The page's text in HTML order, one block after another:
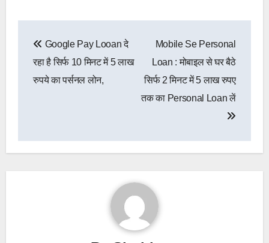
navigation
Google Pay Looan दे
रहा है सिर्फ 10 मिनट में 5 लाख
रुपये का पर्सनल लोन,
Mobile Se Personal
Loan : मोबाइल से घर बैठे
सिर्फ 2 मिनट में 5 लाख रुपए
तक का Personal Loan लें